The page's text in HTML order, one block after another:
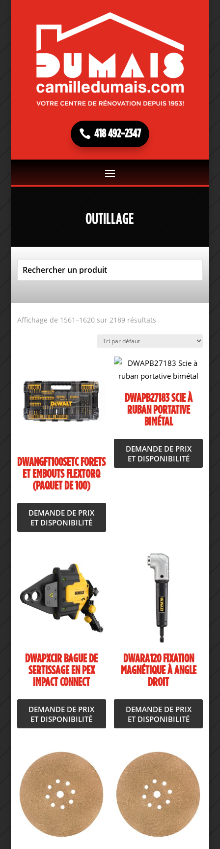
418 492-2347
OUTILLAGE
Affichage de 1561–1620 sur 2189 résultats
DWANGFT100SETC FORETS
ET EMBOUTS FLEXTORQ
(PAQUET DE 100)
DEMANDE DE PRIX
ET DISPONIBILITÉ
DWAPB27183 SCIE À
RUBAN PORTATIVE
BIMÉTAL
DEMANDE DE PRIX
ET DISPONIBILITÉ
DWAPXCIR BAGUE DE
SERTISSAGE EN PEX
IMPACT CONNECT
DEMANDE DE PRIX
ET DISPONIBILITÉ
DWARA120 FIXATION
MAGNÉTIQUE À ANGLE
DROIT
DEMANDE DE PRIX
ET DISPONIBILITÉ